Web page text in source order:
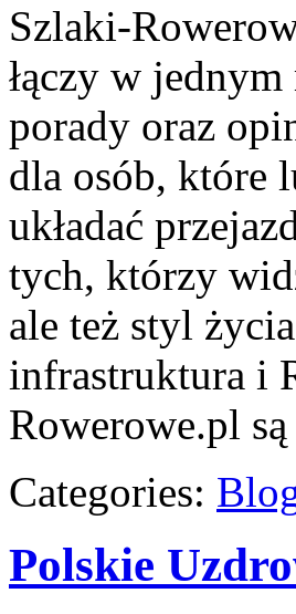
Szlaki-
łączy w
porady oraz
dla osób, które
układać
tych, którzy
ale też styl
infrastruktura i
Rowerowe.pl
Categories:
Polskie